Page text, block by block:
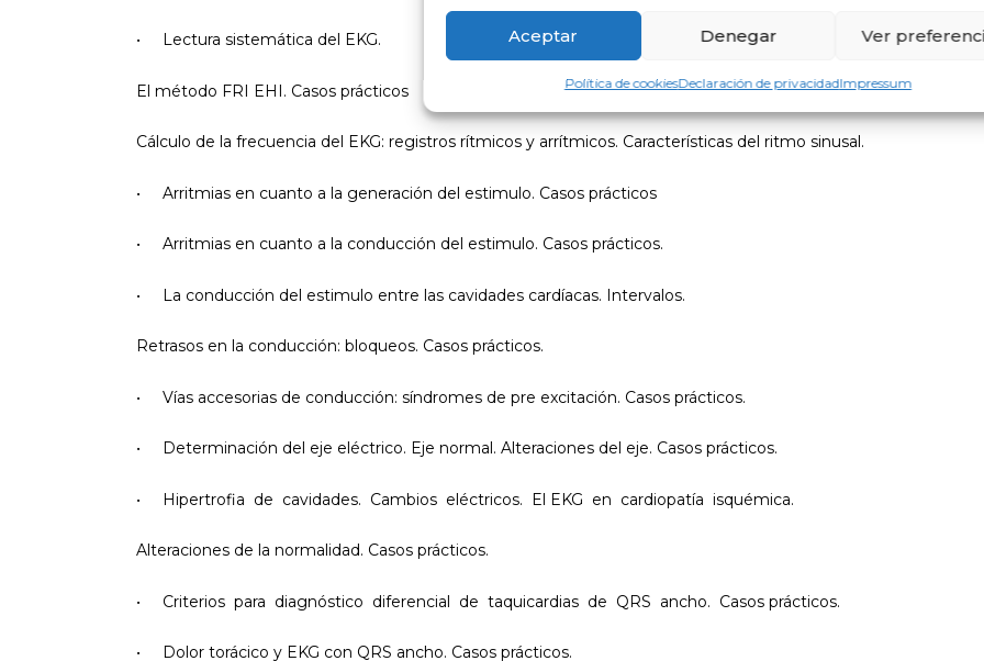
Aceptar Denegar Ver
Política de cookiesDeclaración de privacidadImpressum
• Lectura sistemática del EKG.
El método FRI EHI. Casos prácticos
Cálculo de la frecuencia del EKG: registros rítmicos y arrítmicos. Características del ritmo sinusal.
• Arritmias en cuanto a la generación del estimulo. Casos prácticos
• Arritmias en cuanto a la conducción del estimulo. Casos prácticos.
• La conducción del estimulo entre las cavidades cardíacas. Intervalos.
Retrasos en la conducción: bloqueos. Casos prácticos.
• Vías accesorias de conducción: síndromes de pre excitación. Casos prácticos.
• Determinación del eje eléctrico. Eje normal. Alteraciones del eje. Casos prácticos.
• Hipertrofia de cavidades. Cambios eléctricos. El EKG en cardiopatía isquémica.
Alteraciones de la normalidad. Casos prácticos.
• Criterios para diagnóstico diferencial de taquicardias de QRS ancho. Casos prácticos.
• Dolor torácico y EKG con QRS ancho. Casos prácticos.